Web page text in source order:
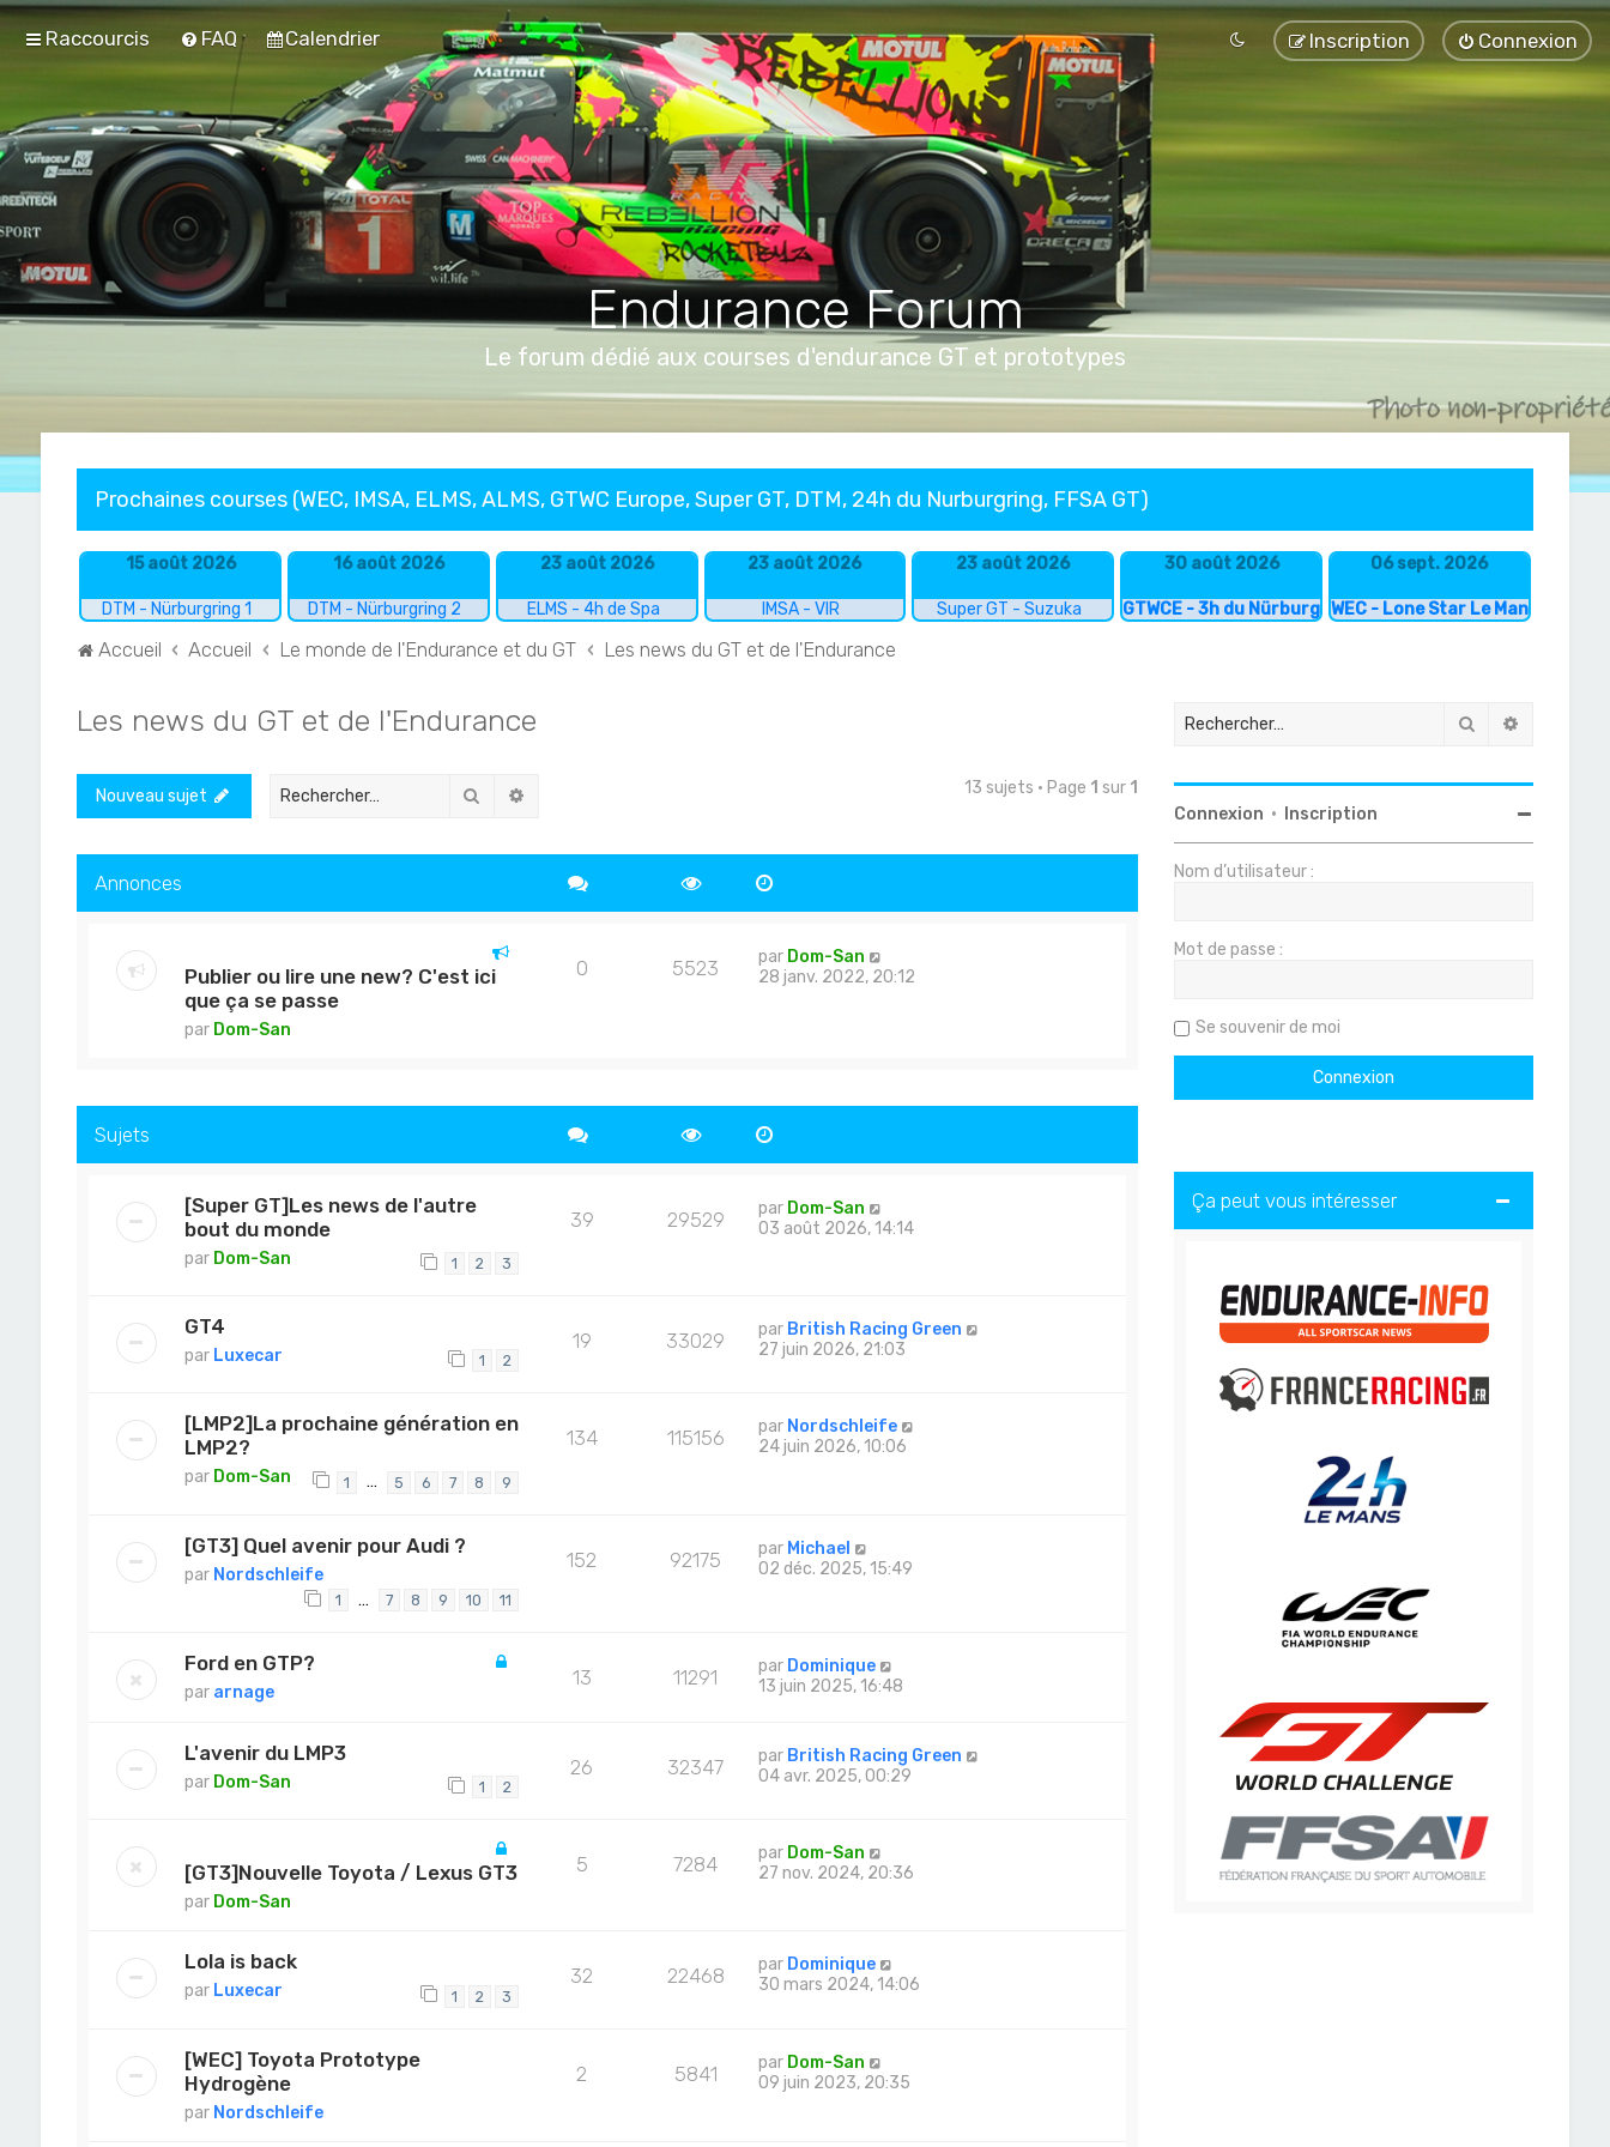
Raccourcis FAQ Calendrier Connexion
Inscription
Endurance Forum
Le forum dédié aux courses d'endurance GT et prototypes
Prochaines courses (WEC, IMSA, ELMS, ALMS, GTWC Europe, Super GT, DTM, 24h du Nurburgring, FFSA GT)
15 août 2026
DTM - Nürburgring 1
16 août 2026
DTM - Nürburgring 2
23 août 2026
ELMS - 4h de Spa
23 août 2026
IMSA - VIR
23 août 2026
Super GT - Suzuka
30 août 2026
GTWCE - 3h du Nürburgring
06 sept. 2026
WEC - Lone Star Le Mans
Accueil Accueil Le monde de l'Endurance et du GT Les news du GT et de l'Endurance
Les news du GT et de l'Endurance
Nouveau sujet Rechercher 13 sujets • Page 1 sur 1
Annonces
Publier ou lire une new? C'est ici
que ça se passe
par Dom-San
0 5523 par Dom-San
28 janv. 2022, 20:12
Sujets
[Super GT]Les news de l'autre
bout du monde
par Dom-San 1 2 3
39 29529 par Dom-San
03 août 2026, 14:14
GT4
par Luxecar 1 2
19 33029 par British Racing Green
27 juin 2026, 21:03
[LMP2]La prochaine génération en
LMP2?
par Dom-San 1 … 5 6 7 8 9
134 115156 par Nordschleife
24 juin 2026, 10:06
[GT3] Quel avenir pour Audi ?
par Nordschleife
1 … 7 8 9 10 11
152 92175 par Michael
02 déc. 2025, 15:49
Ford en GTP?
par arnage
13 11291 par Dominique
13 juin 2025, 16:48
L'avenir du LMP3
par Dom-San 1 2
26 32347 par British Racing Green
04 avr. 2025, 00:29
[GT3]Nouvelle Toyota / Lexus GT3
par Dom-San
5 7284 par Dom-San
27 nov. 2024, 20:36
Lola is back
par Luxecar 1 2 3
32 22468 par Dominique
30 mars 2024, 14:06
[WEC] Toyota Prototype
Hydrogène
par Nordschleife
2 5841 par Dom-San
09 juin 2023, 20:35
Rechercher
Connexion • Inscription
Nom d’utilisateur :
Mot de passe :
Se souvenir de moi
Ça peut vous intéresser